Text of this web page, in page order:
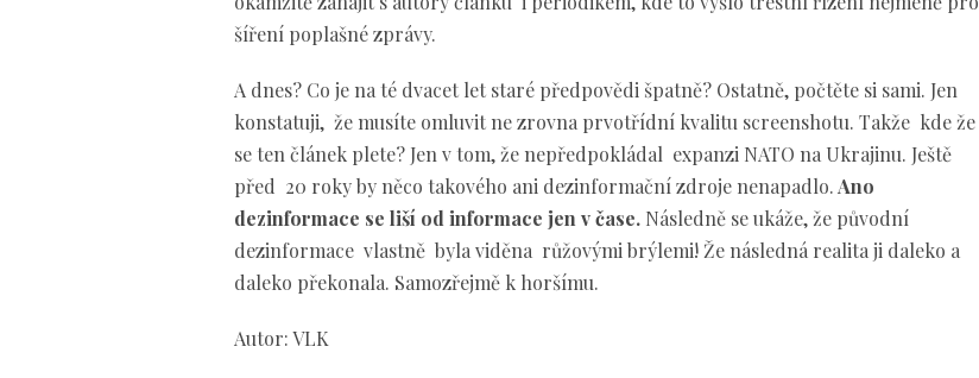
šíření poplašné zprávy.
A dnes? Co je na té dvacet let staré předpovědi špatně? Ostatně, počtěte si sami. Jen
konstatuji, že musíte omluvit ne zrovna prvotřídní kvalitu screenshotu. Takže kde že
se ten článek plete? Jen v tom, že nepředpokládal expanzi NATO na Ukrajinu. Ještě
před 20 roky by něco takového ani dezinformační zdroje nenapadlo.Ano
dezinformace se liší od informace jen v čase. Následně se ukáže, že původní
dezinformace vlastně byla viděna růžovými brýlemi! Že následná realita ji daleko a
daleko překonala. Samozřejmě k horšímu.
Autor: VLK